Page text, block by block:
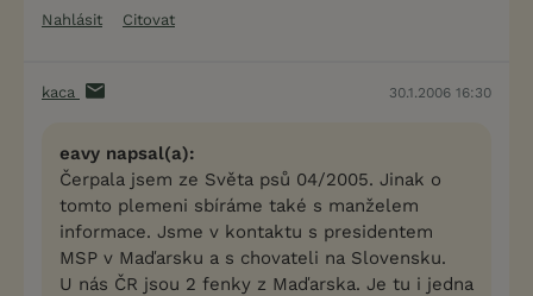
Nahlásit
Citovat
kaca 30.1.2006 16:30
eavy napsal(a):
Čerpala jsem ze Světa psů 04/2005. Jinak o
tomto plemeni sbíráme také s manželem
informace. Jsme v kontaktu s presidentem
MSP v Maďarsku a s chovateli na Slovensku.
U nás ČR jsou 2 fenky z Maďarska. Je tu i jedna